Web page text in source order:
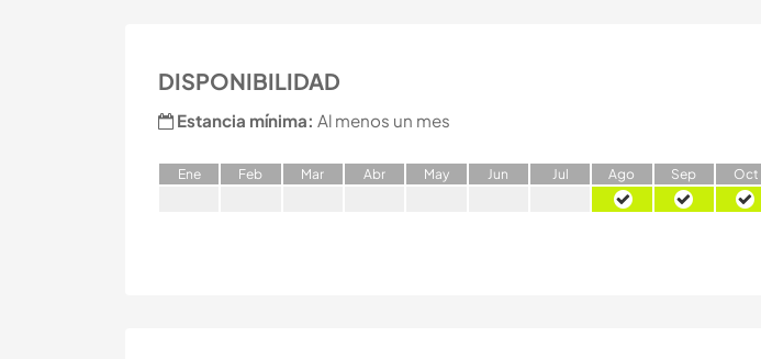
DISPONIBILIDAD
Estancia mínima: Al menos un mes
Ene Feb Mar Abr May Jun Jul Ago Sep Oct